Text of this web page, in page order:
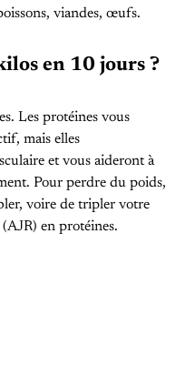
viandes, œufs.
en 10 jours ?
Les protéines vous
mais elles
et vous aideront à
Pour perdre du poids,
voire de tripler votre
en protéines.